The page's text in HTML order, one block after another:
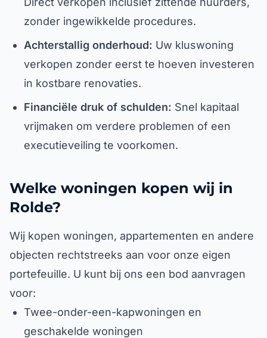
zonder ingewikkelde procedures.
Achterstallig onderhoud: Uw kluswoning
verkopen zonder eerst te hoeven investeren
in kostbare renovaties.
Financiële druk of schulden: Snel kapitaal
vrijmaken om verdere problemen of een
executieveiling te voorkomen.
Welke woningen kopen wij in
Rolde?
Wij kopen woningen, appartementen en andere
objecten rechtstreeks aan voor onze eigen
portefeuille. U kunt bij ons een bod aanvragen
voor:
Twee-onder-een-kapwoningen en
geschakelde woningen